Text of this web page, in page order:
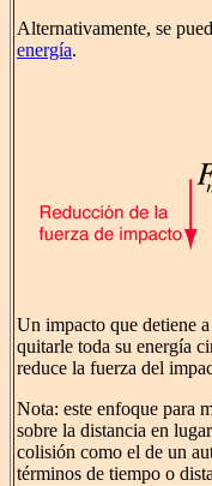
Alternativamente, se
energía.
Un impacto que detiene
quitarle toda su energía
reduce la fuerza del
Nota: este enfoque para
sobre la distancia en
colisión como el de un
términos de tiempo o